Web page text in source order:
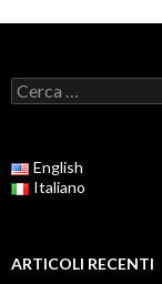
Ricerca
per:
English
Italiano
ARTICOLI RECENTI